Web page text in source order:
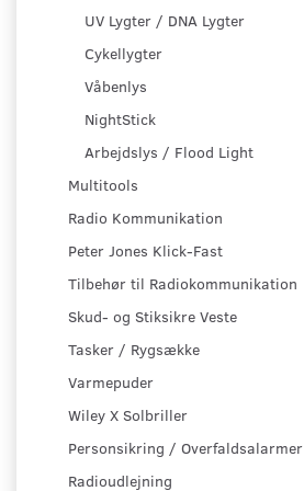
UV Lygter / DNA Lygter
Cykellygter
Våbenlys
NightStick
Arbejdslys / Flood Light
Multitools
Radio Kommunikation
Peter Jones Klick-Fast
Tilbehør til Radiokommunikation
Skud- og Stiksikre Veste
Tasker / Rygsække
Varmepuder
Wiley X Solbriller
Personsikring / Overfaldsalarmer
Radioudlejning